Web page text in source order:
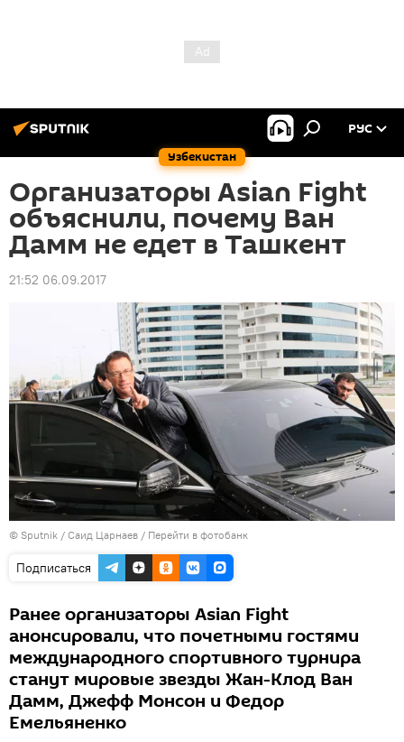
Узбекистан
РУС
Организаторы Asian Fight
объяснили, почему Ван
Дамм не едет в Ташкент
21:52 06.09.2017
© Sputnik / Саид Царнаев / Перейти в фотобанк
Подписаться
Ранее организаторы Asian Fight
анонсировали, что почетными гостями
международного спортивного турнира
станут мировые звезды Жан-Клод Ван
Дамм, Джефф Монсон и Федор
Емельяненко